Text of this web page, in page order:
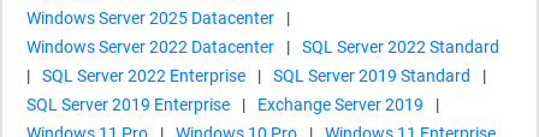
Windows Server 2025 Datacenter
|
Windows Server 2022 Datacenter
|
SQL Server 2022 Standard
|
SQL Server 2022 Enterprise | SQL Server 2019 Standard
|
SQL Server 2019 Enterprise
| Exchange Server 2019
|